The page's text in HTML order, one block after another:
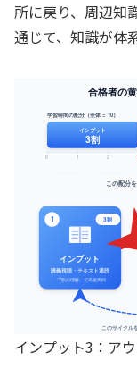
所に戻り、周辺知
通じて、知識が体
インプット3：ア